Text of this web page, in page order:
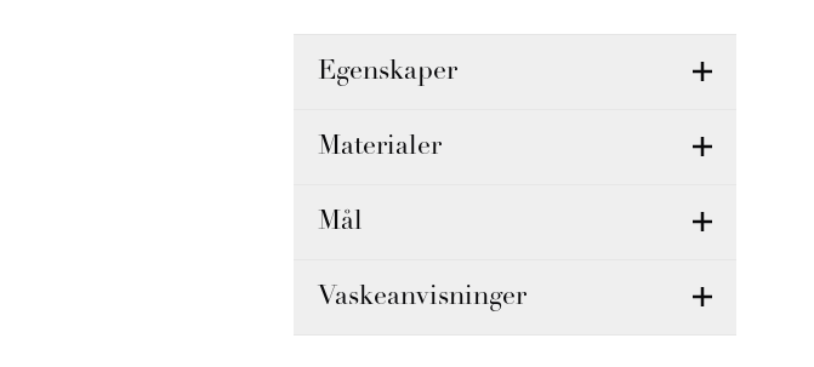
Egenskaper
Materialer
Mål
Vaskeanvisninger